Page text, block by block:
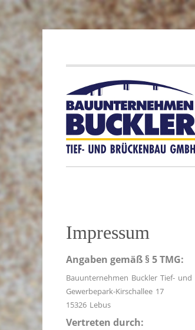
Impressum
Angaben gemäß § 5 TMG:
Bauunternehmen Buckler Tief-
Gewerbepark-Kirschallee 17
15326 Lebus
Vertreten durch: